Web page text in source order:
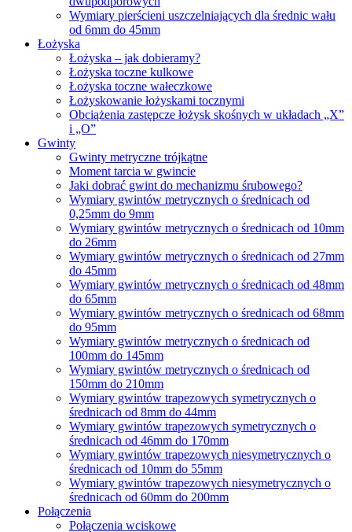
Wymiary pierścieni uszczelniających dla średnic wału
od 6mm do 45mm
Łożyska
Łożyska – jak dobieramy?
Łożyska toczne kulkowe
Łożyska toczne wałeczkowe
Łożyskowanie łożyskami tocznymi
Obciążenia zastępcze łożysk skośnych w układach „X”
i „O”
Gwinty
Gwinty metryczne trójkątne
Moment tarcia w gwincie
Jaki dobrać gwint do mechanizmu śrubowego?
Wymiary gwintów metrycznych o średnicach od
0,25mm do 9mm
Wymiary gwintów metrycznych o średnicach od 10mm
do 26mm
Wymiary gwintów metrycznych o średnicach od 27mm
do 45mm
Wymiary gwintów metrycznych o średnicach od 48mm
do 65mm
Wymiary gwintów metrycznych o średnicach od 68mm
do 95mm
Wymiary gwintów metrycznych o średnicach od
100mm do 145mm
Wymiary gwintów metrycznych o średnicach od
150mm do 210mm
Wymiary gwintów trapezowych symetrycznych o
średnicach od 8mm do 44mm
Wymiary gwintów trapezowych symetrycznych o
średnicach od 46mm do 170mm
Wymiary gwintów trapezowych niesymetrycznych o
średnicach od 10mm do 55mm
Wymiary gwintów trapezowych niesymetrycznych o
średnicach od 60mm do 200mm
Połączenia
Połączenia wciskowe